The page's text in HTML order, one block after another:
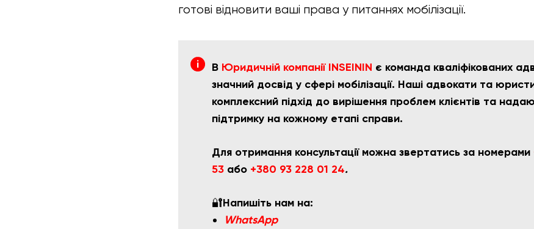
готові відновити ваші права у питаннях мобілізації.
В Юридичній компанії INSEININ є команда кваліфікованих
значний досвід у сфері мобілізації. Наші адвокати та
комплексний підхід до вирішення проблем клієнтів та
підтримку на кожному етапі справи.
Для отримання консультації можна звертатись за номерами
53 або +380 93 228 01 24.
🔐Напишіть нам на:
WhatsApp